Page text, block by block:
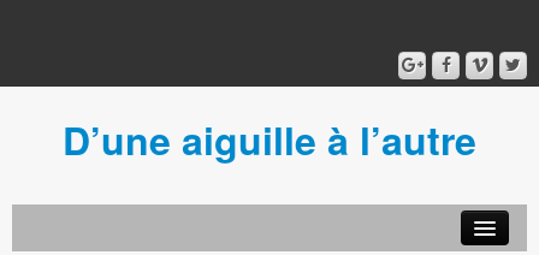
D’une aiguille à l’autre